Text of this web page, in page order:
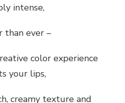
intense,
than ever –
color experience
your lips,
creamy texture and